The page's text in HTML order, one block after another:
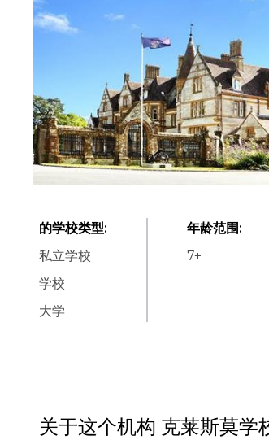
的学校类型:
私立学校
学校
大学
年龄范围:
7+
关于这个机构 克莱斯莫学